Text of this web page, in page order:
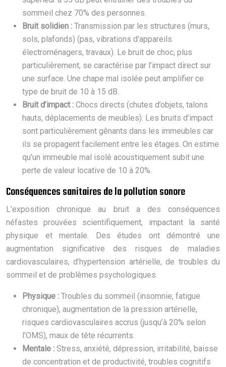
sommeil chez 70% des personnes.
Bruit solidien : Transmission par les structures (murs,
sols, plafonds) (pas, vibrations d’appareils
électroménagers, travaux). Le bruit de choc, plus
particulièrement, se caractérise par l’impact direct sur
une surface. Une chape mal isolée peut amplifier ce
type de bruit de 10 à 15 dB.
Bruit d’impact : Chocs directs (chutes d’objets, talons
hauts, déplacements de meubles). Les bruits d’impact
sont particulièrement gênants dans les immeubles car
ils se propagent facilement entre les étages. On estime
qu’un immeuble mal isolé acoustiquement subit une
perte de valeur locative de 10 à 20%.
Conséquences sanitaires de la pollution sonore
L’exposition chronique au bruit a des conséquences
néfastes prouvées scientifiquement, impactant la santé
physique et mentale. Des études ont démontré une
augmentation significative des risques de maladies
cardiovasculaires, d’hypertension artérielle, de troubles du
sommeil et de problèmes psychologiques.
Physique : Troubles du sommeil (insomnie, fatigue
chronique), augmentation de la pression artérielle,
risques cardiovasculaires accrus (jusqu’à 20% selon
l’OMS), maux de tête récurrents.
Mentale : Stress, anxiété, dépression, irritabilité, baisse
de concentration et de productivité, troubles cognitifs